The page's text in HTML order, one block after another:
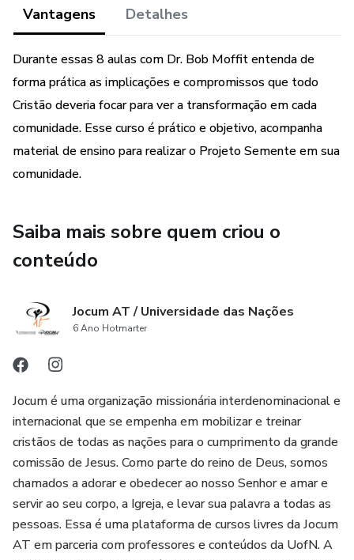
Vantagens Detalhes
Durante essas 8 aulas com Dr. Bob Moffit entenda de
forma prática as implicações e compromissos que todo
Cristão deveria focar para ver a transformação em cada
comunidade. Esse curso é prático e objetivo, acompanha
material de ensino para realizar o Projeto Semente em sua
comunidade.
Saiba mais sobre quem criou o
conteúdo
Jocum AT / Universidade das Nações
6 Ano Hotmarter
Jocum é uma organização missionária interdenominacional e
internacional que se empenha em mobilizar e treinar
cristãos de todas as nações para o cumprimento da grande
comissão de Jesus. Como parte do reino de Deus, somos
chamados a adorar e obedecer ao nosso Senhor e amar e
servir ao seu corpo, a Igreja, e levar sua palavra a todas as
pessoas. Essa é uma plataforma de cursos livres da Jocum
AT em parceria com professores e conteúdos da UofN. A